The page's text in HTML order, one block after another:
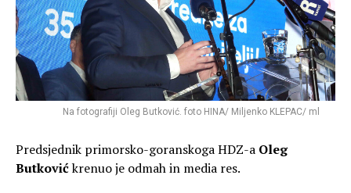
Na fotografiji Oleg Butković. foto HINA/ Miljenko KLEPAC/ ml
Predsjednik primorsko-goranskoga HDZ-a Oleg
Butkovićkrenuo je odmah in media res.